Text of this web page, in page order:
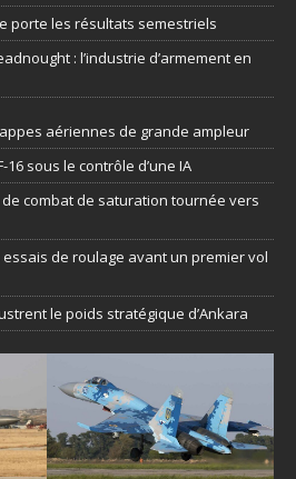
porte les résultats semestriels
: l’industrie d’armement en
aériennes de grande ampleur
16 sous le contrôle d’une IA
combat de saturation tournée vers
essais de roulage avant un premier vol
le poids stratégique d’Ankara